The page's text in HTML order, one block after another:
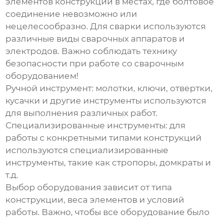
соединение невозможно или
нецелесообразно. Для сварки используются
различные виды сварочных аппаратов и
электродов. Важно соблюдать технику
безопасности при работе со сварочным
оборудованием!
Ручной инструмент: молотки, ключи, отвертки,
кусачки и другие инструменты используются
для выполнения различных работ.
Специализированные инструменты: для
работы с конкретными типами конструкций
используются специализированные
инструменты, такие как стропоры, домкраты и
т.д.
Выбор оборудования зависит от типа
конструкции, веса элементов и условий
работы. Важно, чтобы все оборудование было